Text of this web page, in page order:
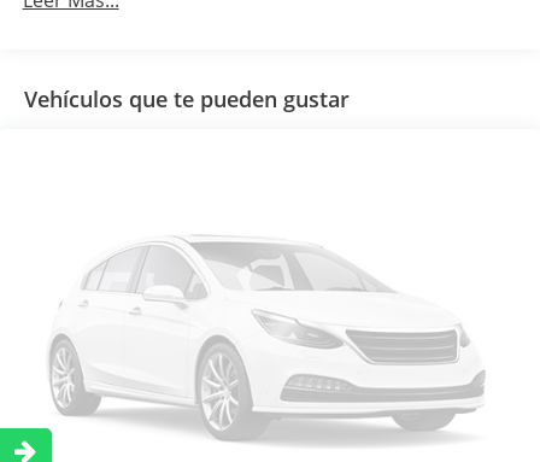
Vehículos que te pueden gustar